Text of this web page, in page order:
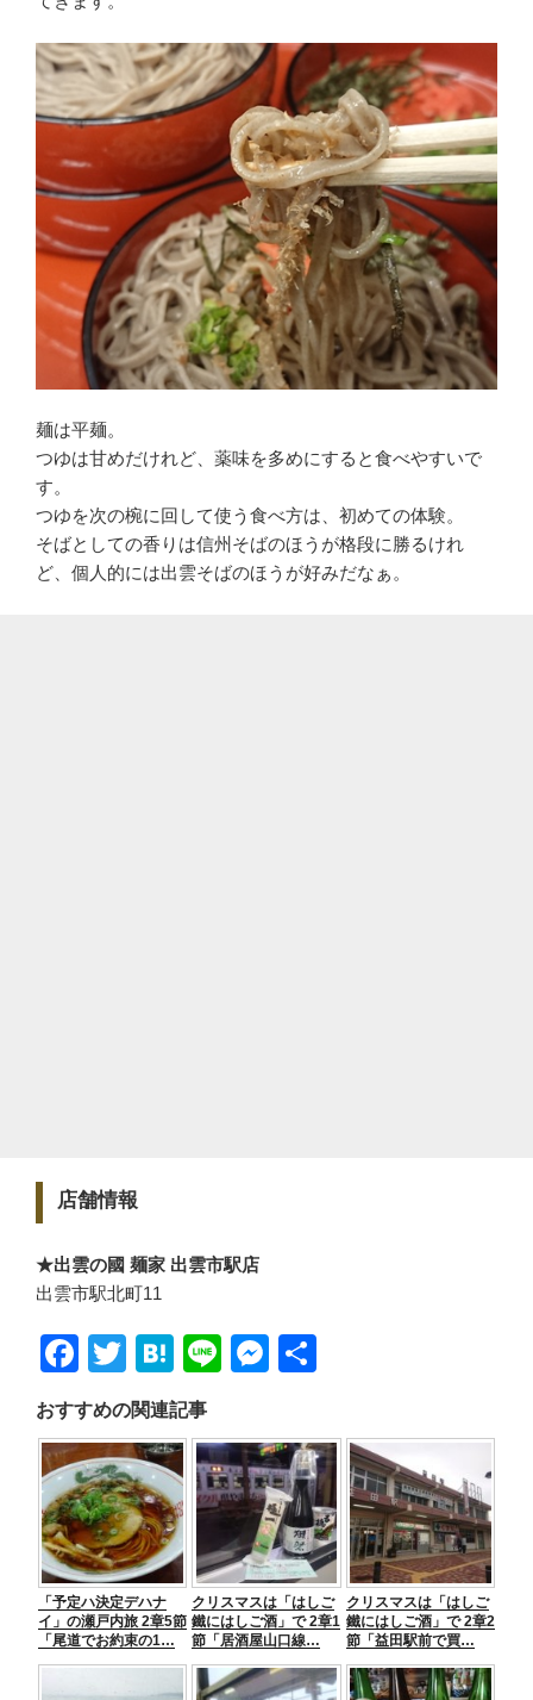
麺は平麺。
つゆは甘めだけれど、薬味を多めにすると食べやすいで
す。
つゆを次の椀に回して使う食べ方は、初めての体験。
そばとしての香りは信州そばのほうが格段に勝るけれ
ど、個人的には出雲そばのほうが好みだなぁ。
店舗情報
★出雲の國 麺家 出雲市駅店
出雲市駅北町11
F
a
c
e
b
o
o
k
T
wi
tt
er
H
at
e
n
a
Li
e
M
ss
e
n
g
er
おすすめの関連記事
「予定ハ決定デハナ
イ」の瀬戸内旅 2章5節
「尾道でお約束の1…
クリスマスは「はしご
鐵にはしご酒」で 2章1
節「居酒屋山口線…
クリスマスは「はしご
鐵にはしご酒」で 2章2
節「益田駅前で買…